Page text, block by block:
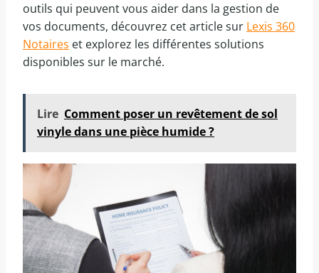
outils qui peuvent vous aider dans la gestion de
vos documents, découvrez cet article sur Lexis 360
Notaires et explorez les différentes solutions
disponibles sur le marché.
Lire Comment poser un revêtement de sol
vinyle dans une pièce humide ?